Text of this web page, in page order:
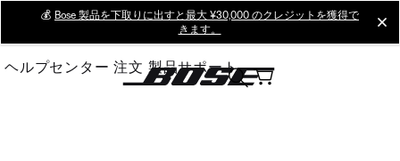
Main
💰 Bose 製品を下取りに出すと最大 ¥30,000 のクレジットを獲得で
きます。
ヘルプセンター 注文 製品サポート